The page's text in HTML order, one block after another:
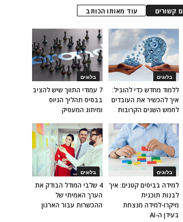
קשורים עוד מאותו הכותב
בלוגים
7 עמודי התווך שיש להציב
בבסיס תהליך הגיוס
ומיתוג המעסיק
בלוגים
ללמוד מחדש כדי להוביל:
איך להכשיר את העובדים
לחמש השנים הקרובות
בלוגים
4 שלבי המודל הבודק את
הערך האמיתי של
ההכשרות עבור הארגון
בלוגים
למידה בביסים קטנים: איך
לבנות תוכנית
מיקרו-למידה מנצחת
בעידן ה-AI